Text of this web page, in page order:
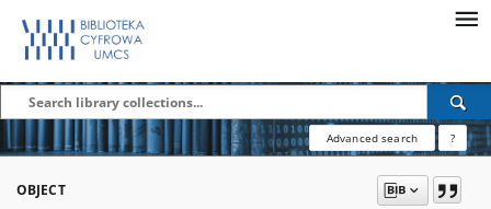
Advanced search ?
OBJECT